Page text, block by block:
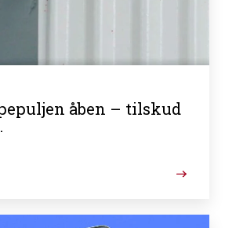
åben – tilskud